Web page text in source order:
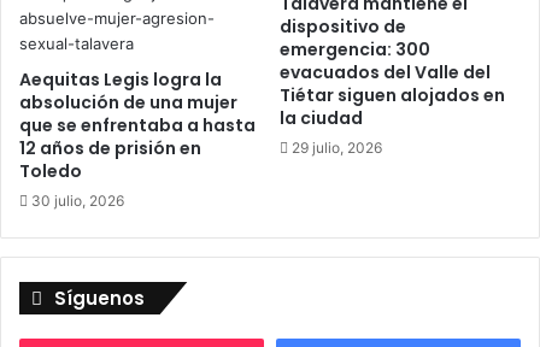
"
S
e
m
i
l
a
"
e
i
t
u
a
c
i
ó
n
e
l
Aequitas Legis logra la
absolución de una mujer
que se enfrentaba a hasta
12 años de prisión en
Toledo
30 julio, 2026
dispositivo de
emergencia: 300
evacuados del Valle del
Tiétar siguen alojados en
la ciudad
29 julio, 2026
Síguenos